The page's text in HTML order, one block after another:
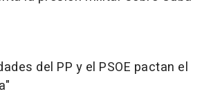
del PP y el PSOE pactan el